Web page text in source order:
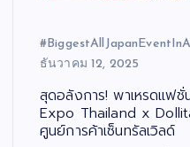
ธันวาคม 12, 2025
สุดอลังการ! พาเหรดแฟ
Expo Thailand x
ศูนย์การค้าเซ็นทรัลเวิลด์